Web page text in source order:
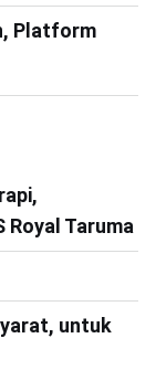
Platform
Royal Taruma
untuk